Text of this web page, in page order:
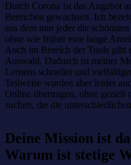
Durch Corona ist das Angebot
Bereichen gewachsen. Ich
aus dem nun jeder die
ohne wie früher eine lange
Auch im Bereich der Tools gibt
Auswahl. Dadurch ist meiner
Lernens schneller und
Teilweise wurden aber leider
Online übertragen, ohne gezielt
suchen, die die
Deine Mission ist
Warum ist stetige